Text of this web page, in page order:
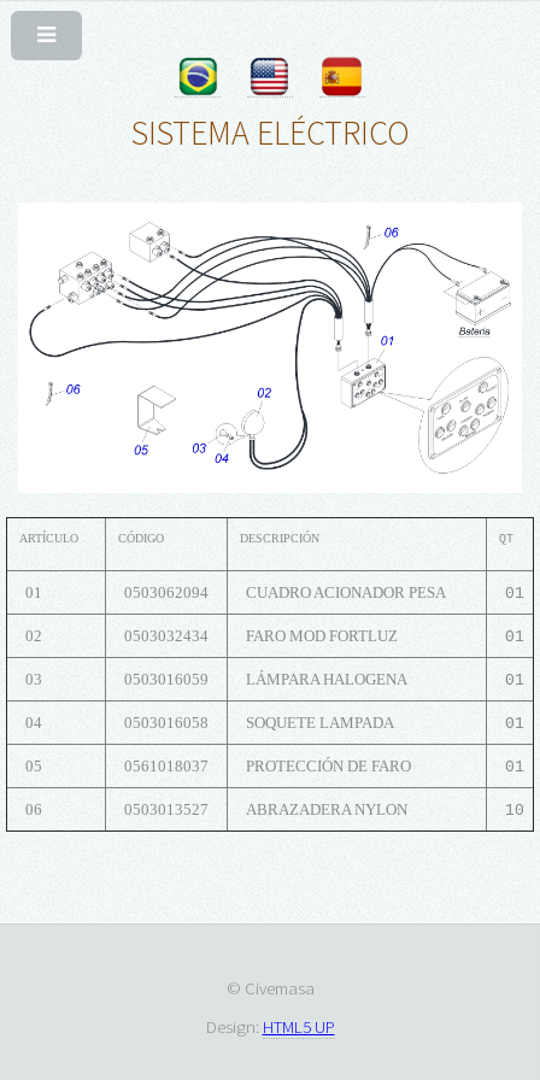
SISTEMA ELÉCTRICO
ARTÍCULO CÓDIGO DESCRIPCIÓN QT
01 0503062094 CUADRO ACIONADOR PESA 01
02 0503032434 FARO MOD FORTLUZ 01
03 0503016059 LÁMPARA HALOGENA 01
04 0503016058 SOQUETE LAMPADA 01
05 0561018037 PROTECCIÓN DE FARO 01
06 0503013527 ABRAZADERA NYLON 10
© Civemasa
Design: HTML5 UP